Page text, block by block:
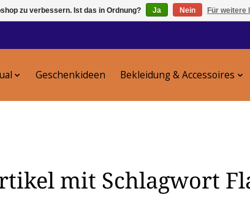
Geschenkideen Bekleidung & Accessoires
mit Schlagwort
zu verbessern. Ist das in Ordnung? Ja Nein Für weitere